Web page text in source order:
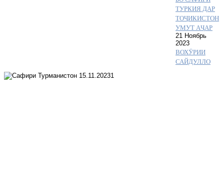
ТУРКИЯ ДАР
ТОҶИКИСТОН
УМУТ АҶАР
21 Ноябрь
2023
ВОХӮРИИ
САЙДУЛЛО